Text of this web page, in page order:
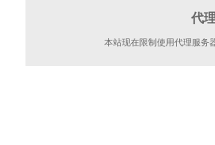
代
本站现在限制使用代理服务